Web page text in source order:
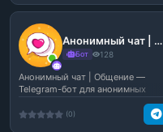
Анонимный чат | Общение
Бот 128
Анонимный чат | Общение —
Telegram-бот для анонимных
(0)